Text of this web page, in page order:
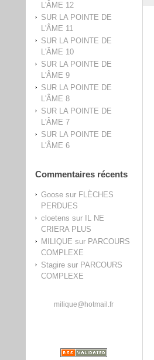
L'ÂME 12
SUR LA POINTE DE
L'ÂME 11
SUR LA POINTE DE
L'ÂME 10
SUR LA POINTE DE
L'ÂME 9
SUR LA POINTE DE
L'ÂME 8
SUR LA POINTE DE
L'ÂME 7
SUR LA POINTE DE
L'ÂME 6
Commentaires récents
Goosesur FLÈCHES
PERDUES
cloetens sur
IL NE
CRIERA PLUS
MILIQUE sur PARCOURS
COMPLEXE
Stagiresur PARCOURS
COMPLEXE
milique@hotmail.fr